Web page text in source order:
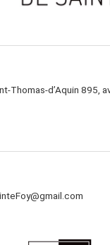
Thomas-d’Aquin 895,